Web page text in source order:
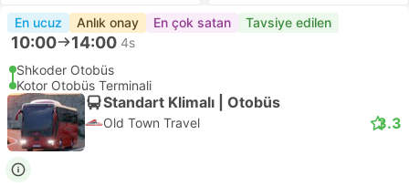
En ucuz Anlık onay En çok satan Tavsiye edilen
10:00 14:00 4s
Shkoder Otobüs
Kotor Otobüs Terminali
Standart Klimalı | Otobüs
Old Town Travel 3.3